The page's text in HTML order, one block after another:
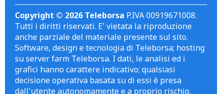
Copyright © 2026 Teleborsa P.IVA 00919671008.
Tutti i diritti riservati. E' vietata la riproduzione
anche parziale del materiale presente sul sito.
Software, design e tecnologia di Teleborsa; hosting
su server farm Teleborsa. I dati, le analisi ed i
grafici hanno carattere indicativo; qualsiasi
decisione operativa basata su di essi è presa
dall'utente autonomamente e a proprio rischio.